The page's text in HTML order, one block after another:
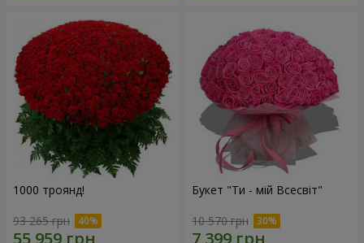
1000 троянд!
93 265 грн
Букет "Ти - мій Всесвіт"
10 570 грн